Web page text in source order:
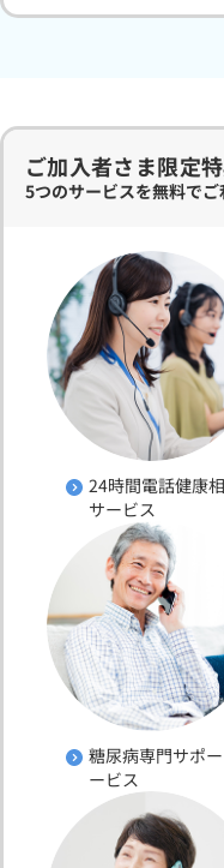
ご加入者さま限定特
5つのサービスを無料でご
24時間電話健康
サービス
糖尿病専門サポ
ービス